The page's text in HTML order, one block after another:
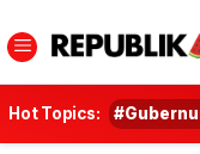
Hot Topics: